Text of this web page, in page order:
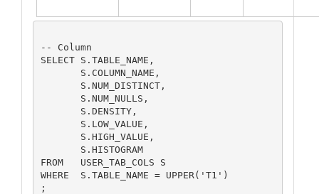
-- Column
SELECT S.TABLE_NAME,
FROM   USER_TAB_COLS S
WHERE  S.TABLE_NAME = UPPER('T1')
;